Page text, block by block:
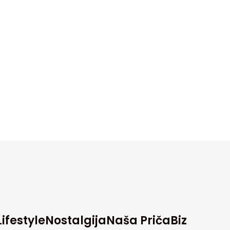
NostalgijaNaša PričaBiz